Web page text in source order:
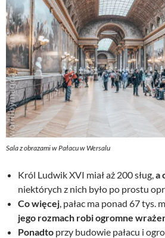
Sala z obrazami w Pałacu w Wersalu
Król Ludwik XVI miał aż 200 sług,a
niektórych z nich było po prostu
Co więcej, pałac ma ponad 67 tys.
jego rozmach robi ogromne
Ponadto przy budowie pałacu i